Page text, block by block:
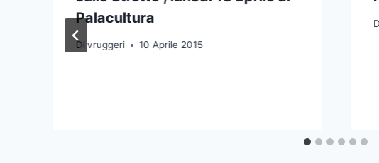
Palacultura
Di vruggeri 10 Aprile 2015